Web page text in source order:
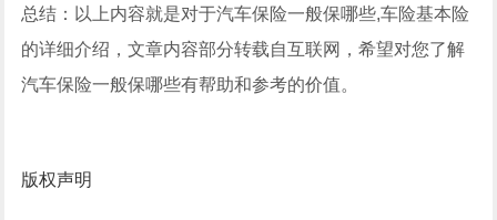
总结：以上内容就是对于汽车保险一般保哪些,车险基本险
的详细介绍，文章内容部分转载自互联网，希望对您了解
汽车保险一般保哪些有帮助和参考的价值。
版权声明